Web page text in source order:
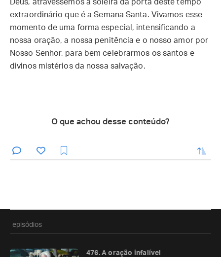
Deus, atravessemos a soleira da porta deste tempo
extraordinário que é a Semana Santa. Vivamos esse
momento de uma forma especial, intensificando a
nossa oração, a nossa penitência e o nosso amor por
Nosso Senhor, para bem celebrarmos os santos e
divinos mistérios da nossa salvação.
O que achou desse conteúdo?
enviar
episódios
476. A oração infalível